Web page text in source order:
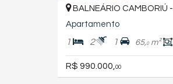
BALNEÁRIO CAMBORIÚ -
Apartamento
1 2 1 65,0m²
R$ 990.000, 00